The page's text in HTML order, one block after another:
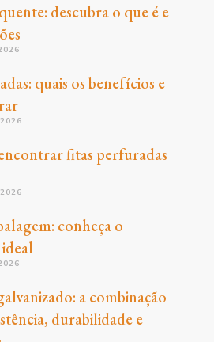
descubra o que é e
quais os benefícios e
fitas perfuradas
conheça o
a combinação
durabilidade e